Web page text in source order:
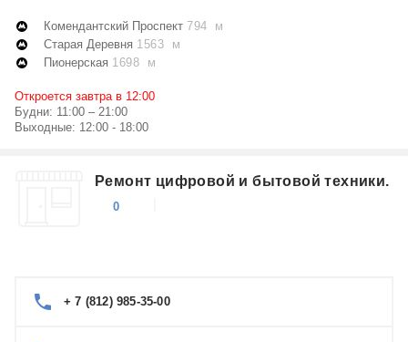
Комендантский Проспект 794 м
Старая Деревня 1563 м
Пионерская 1698 м
Откроется завтра в 12:00
Будни: 11:00 – 21:00
Выходные: 12:00 - 18:00
Ремонт цифровой и бытовой техники.
0
+ 7 (812) 985-35-00